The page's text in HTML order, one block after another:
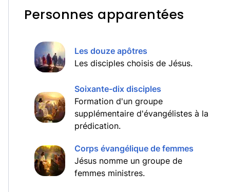
Personnes apparentées
Les douze apôtres
Les disciples choisis de Jésus.
Soixante-dix disciples
Formation d'un groupe
supplémentaire d'évangélistes à la
prédication.
Corps évangélique de femmes
Jésus nomme un groupe de
femmes ministres.